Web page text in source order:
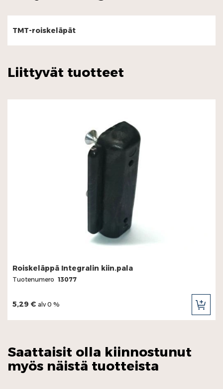
TMT-roiskeläpät
Liittyvät tuotteet
Roiskeläppä Integralin kiin.pala
Tuotenumero 13077
5,29 € alv 0 %
Saattaisit olla kiinnostunut
myös näistä tuotteista